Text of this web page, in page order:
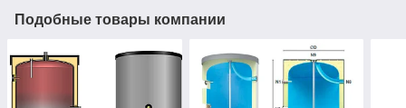
Подобные товары компании